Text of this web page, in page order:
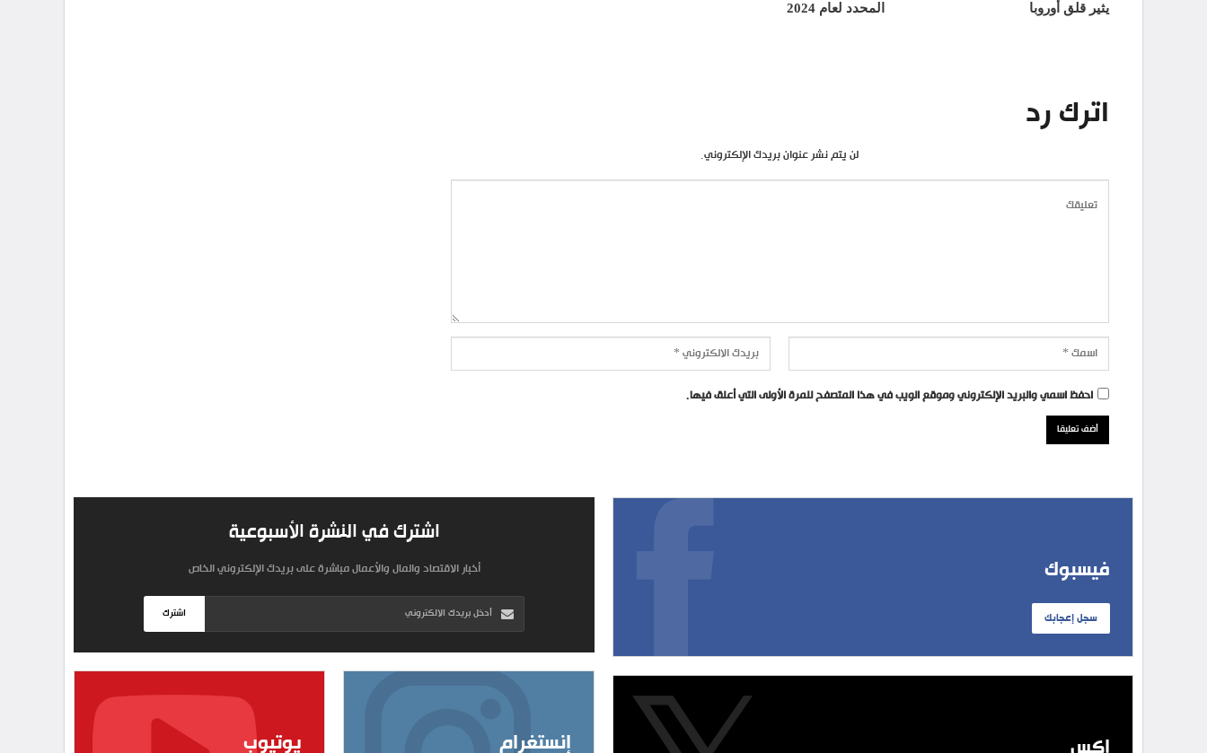
يثير قلق أوروبا
المحدد لعام 2024
اترك رد
لن يتم نشر عنوان بريدك الإلكتروني.
احفظ اسمي والبريد الإلكتروني وموقع الويب في هذا المتصفح للمرة الأولى التي أعلق فيها.
فيسبوك
سجل إعجابك
اشترك في النشرة الأسبوعية
أخبار الاقتصاد والمال والأعمال مباشرة على بريدك الإلكتروني الخاص
اشترك
إنستغرام يوتيوب